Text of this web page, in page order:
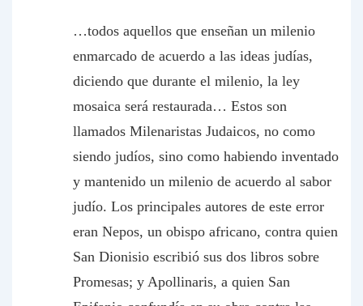
…todos aquellos que enseñan un milenio
enmarcado de acuerdo a las ideas judías,
diciendo que durante el milenio, la ley
mosaica será restaurada… Estos son
llamados Milenaristas Judaicos, no como
siendo judíos, sino como habiendo inventado
y mantenido un milenio de acuerdo al sabor
judío. Los principales autores de este error
eran Nepos, un obispo africano, contra quien
San Dionisio escribió sus dos libros sobre
Promesas; y Apollinaris, a quien San